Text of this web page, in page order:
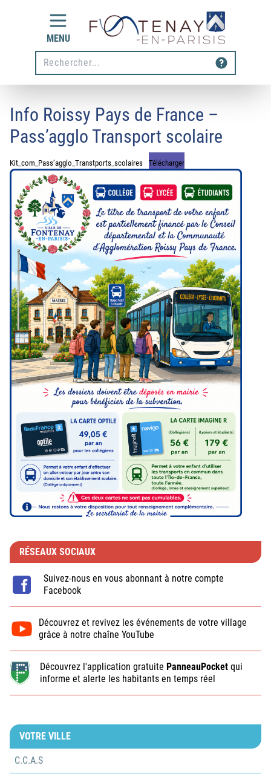
MENU
Rechecher
Info Roissy Pays de France –
Pass’agglo Transport scolaire
Kit_com_Pass’agglo_Transtports_scolaires Télécharger
RÉSEAUX SOCIAUX
Suivez-nous en vous abonnant à notre compte
Facebook
Découvrez et revivez les événements de votre village
grâce à notre chaîne YouTube
Découvrez l'application gratuite PanneauPocket qui
informe et alerte les habitants en temps réel
VOTRE VILLE
C.C.A.S